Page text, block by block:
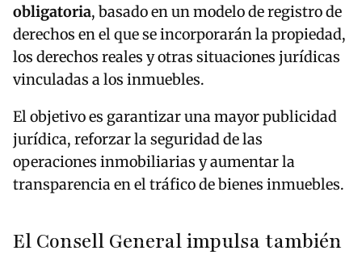
obligatoria, basado en un modelo de registro de
derechos en el que se incorporarán la propiedad,
los derechos reales y otras situaciones jurídicas
vinculadas a los inmuebles.
El objetivo es garantizar una mayor publicidad
jurídica, reforzar la seguridad de las
operaciones inmobiliarias y aumentar la
transparencia en el tráfico de bienes inmuebles.
El Consell General impulsa también